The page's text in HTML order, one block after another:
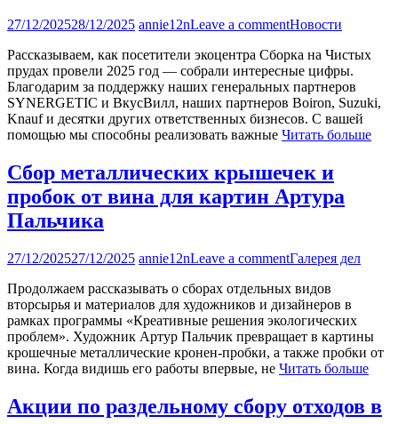
27/12/202528/12/2025 annie12nLeave a commentНовости
Рассказываем, как посетители экоцентра Сборка на Чистых
прудах провели 2025 год — собрали интересные цифры.
Благодарим за поддержку наших генеральных партнеров
SYNERGETIC и ВкусВилл, наших партнеров Boiron, Suzuki,
Knauf и десятки других ответственных бизнесов. С вашей
помощью мы способны реализовать важные Читать больше
Сбор металлических крышечек и
пробок от вина для картин Артура
Пальчика
27/12/202527/12/2025 annie12nLeave a commentГалерея дел
Продолжаем рассказывать о сборах отдельных видов
вторсырья и материалов для художников и дизайнеров в
рамках программы «Креативные решения экологических
проблем». Художник Артур Пальчик превращает в картины
крошечные металлические кронен-пробки, а также пробки от
вина. Когда видишь его работы впервые, не Читать больше
Акции по раздельному сбору отходов в